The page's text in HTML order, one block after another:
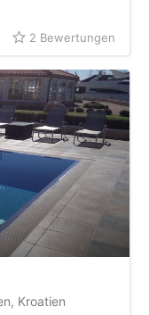
2 Bewertungen
Kroatien